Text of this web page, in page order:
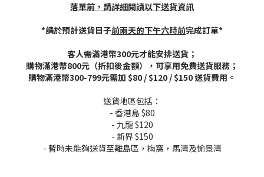
落單前，請詳細閱讀以下送貨資訊
*請於預計送貨日子前兩天的下午六時前完成訂單*
客人需滿港幣300元才能安排送貨；
購物滿港幣800元（折扣後金額），可享用免費送貨服務；
購物滿港幣300-799元需加 $80 / $120 / $150 送貨費用。
送貨地區包括：
- 香港島 $80
- 九龍 $120
- 新界 $150
- 暫時未能夠送貨至離島區，梅窩，馬灣及愉景灣